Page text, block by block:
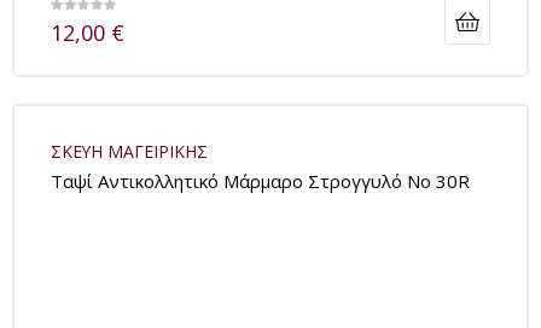
12,00 €
ΣΚΕΥΗ ΜΑΓΕΙΡΙΚΗΣ
Tαψί Αντικoλλητικό Μάρμαρο Στρογγυλό No 30R